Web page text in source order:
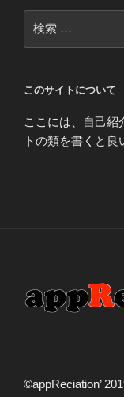
索:
このサイトについて
ここには、自己紹
トの類を書くと良
©️appReciation’